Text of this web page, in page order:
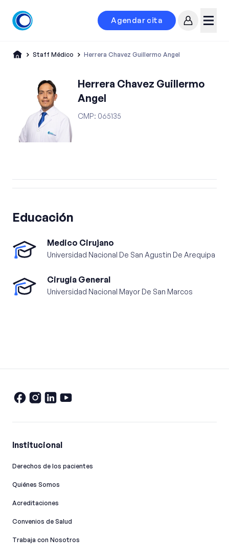
Agendar cita
Staff Médico Herrera Chavez Guillermo Angel
Herrera Chavez Guillermo
Angel
CMP: 065135
Educación
Medico Cirujano
Universidad Nacional De San Agustin De Arequipa
Cirugia General
Universidad Nacional Mayor De San Marcos
Institucional
Derechos de los pacientes
Quiénes Somos
Acreditaciones
Convenios de Salud
Trabaja con Nosotros